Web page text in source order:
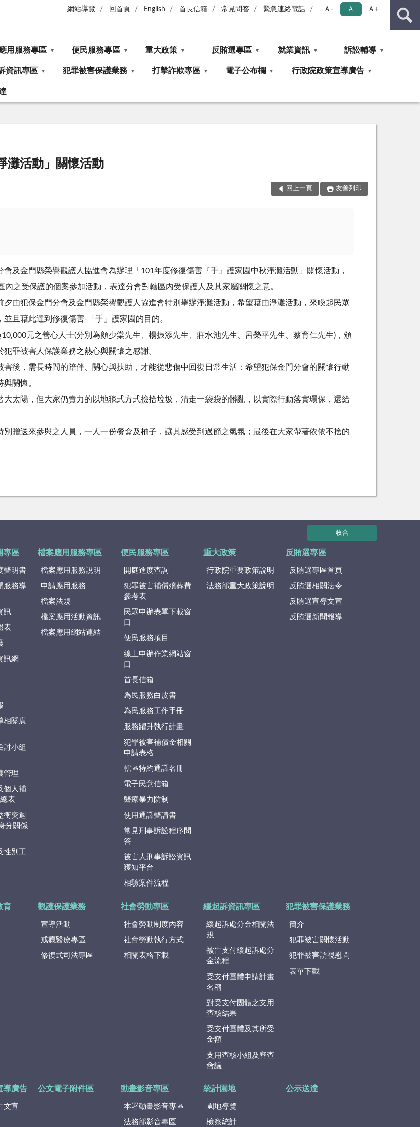
網站導覽 回首頁 English 首長信箱 常見問答 緊急連絡電話 Ａ- Ａ Ａ+
用服務專區 便民服務專區 重大政策 反賄選專區 就業資訊 訴訟輔導
資訊專區 犯罪被害保護業務 打擊詐欺專區 電子公布欄 行政院政策宣導廣告
灘活動」關懷活動
回上一頁 友善列印
及金門縣榮譽觀護人協進會為辦理「101年度修復傷害『手』護家園中秋淨灘活動」關懷活動，
之受保護的個案參加活動，表達分會對轄區內受保護人及其家屬關懷之意。
由犯保金門分會及金門縣榮譽觀護人協進會特別舉辦淨灘活動，希望藉由淨灘活動，來喚起民眾
且藉此達到修復傷害-「手」護家園的目的。
元之善心人士(分別為顏少棠先生、楊振添先生、莊水池先生、呂榮平先生、蔡育仁先生)，頒
罪被害人保護業務之熱心與關懷之感謝。
後，需長時間的陪伴、關心與扶助，才能從悲傷中回復日常生活：希望犯保金門分會的關懷行動
關懷。
太陽，但大家仍賣力的以地毯式方式撿拾垃圾，清走一袋袋的髒亂，以實際行動落實環保，還給
贈送來參與之人員，一人一份餐盒及柚子，讓其感受到過節之氣氛；最後在大家帶著依依不捨的
收合
專區
聲明書
服務導
訊
表
訊網
相關廣
討小組
管理
個人補
表
衝突迴
分關係
性別工
檔案應用服務專區
檔案應用服務說明
申請應用服務
檔案法規
檔案應用活動資訊
檔案應用網站連結
便民服務專區
開庭進度查詢
犯罪被害補償殯葬費
參考表
民眾申辦表單下載窗
口
便民服務項目
線上申辦作業網站窗
口
首長信箱
為民服務白皮書
為民服務工作手冊
服務躍升執行計畫
犯罪被害補償金相關
申請表格
轄區特約通譯名冊
電子民意信箱
醫療暴力防制
使用通譯聲請書
常見刑事訴訟程序問
答
被害人刑事訴訟資訊
獲知平台
相驗案件流程
重大政策
行政院重要政策說明
法務部重大政策說明
反賄選專區
反賄選專區首頁
反賄選相關法令
反賄選宣導文宣
反賄選新聞報導
育 觀護保護業務
宣導活動
戒癮醫療專區
修復式司法專區
社會勞動專區
社會勞動制度內容
社會勞動執行方式
相關表格下載
緩起訴資訊專區
緩起訴處分金相關法
規
被告支付緩起訴處分
金流程
受支付團體申請計畫
名稱
對受支付團體之支用
查核結果
受支付團體及其所受
金額
支用查核小組及審查
會議
犯罪被害保護業務
簡介
犯罪被害關懷活動
犯罪被害訪視慰問
表單下載
導廣告
文宣
公文電子附件區 動畫影音專區
本署動畫影音專區
法務部影音專區
統計園地
園地導覽
檢察統計
公示送達